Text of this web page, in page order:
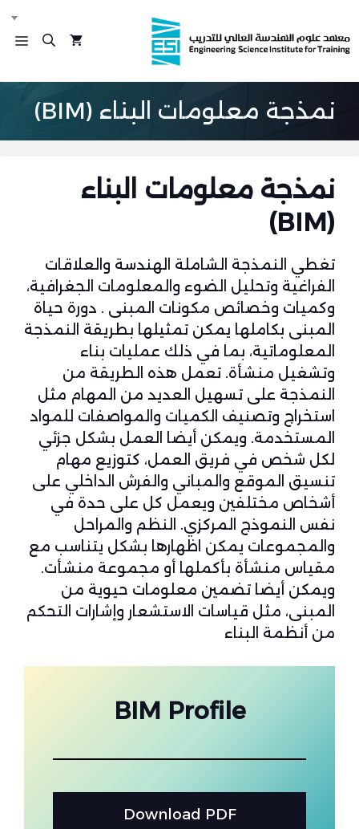
إلى
المحتوى
نمذجة معلومات البناء (BIM)
نمذجة معلومات البناء
(BIM)
تغطي النمذجة الشاملة الهندسة والعلاقات
الفراغية وتحليل الضوء والمعلومات الجغرافية،
وكميات وخصائص مكونات المبنى . دورة حياة
المبنى بكاملها يمكن تمثيلها بطريقة النمذجة
المعلوماتية، بما في ذلك عمليات بناء
وتشغيل منشأة. تعمل هذه الطريقة من
النمذجة على تسهيل العديد من المهام مثل
استخراج وتصنيف الكميات والمواصفات للمواد
المستخدمة. ويمكن أيضا العمل بشكل جزئي
لكل شخص في فريق العمل، كتوزيع مهام
تنسيق الموقع والمباني والفرش الداخلي على
أشخاص مختلفين ويعمل كل على حدة في
نفس النموذج المركزي. النظم والمراحل
والمجموعات يمكن اظهارها بشكل يتناسب مع
مقياس منشأة بأكملها أو مجموعة منشأت.
ويمكن أيضا تضمين معلومات حيوية من
المبنى، مثل قياسات الاستشعار وإشارات التحكم
من أنظمة البناء
BIM Profile
Download PDF